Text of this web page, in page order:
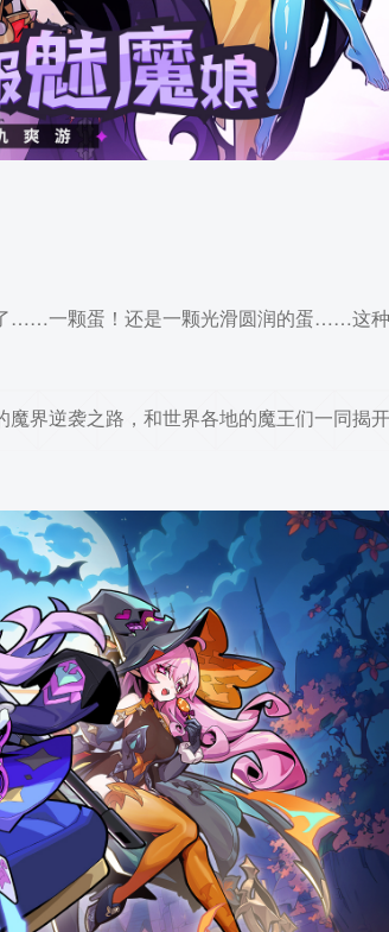
……一颗蛋！还是一颗光滑圆润的蛋……这
界逆袭之路，和世界各地的魔王们一同揭